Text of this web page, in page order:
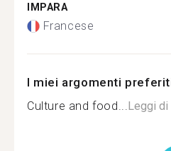
IMPARA
Francese
I miei argomenti
Culture and food...Leggi di